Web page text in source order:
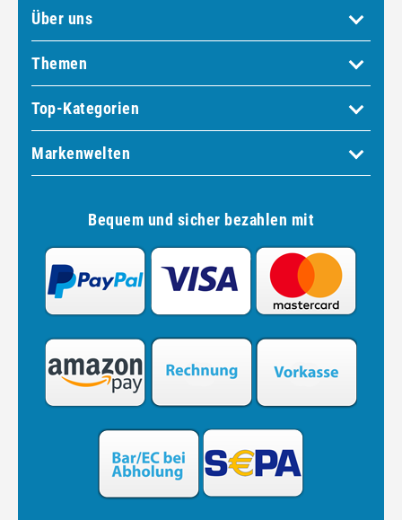
Über uns
Themen
Top-Kategorien
Markenwelten
Bequem und sicher bezahlen mit